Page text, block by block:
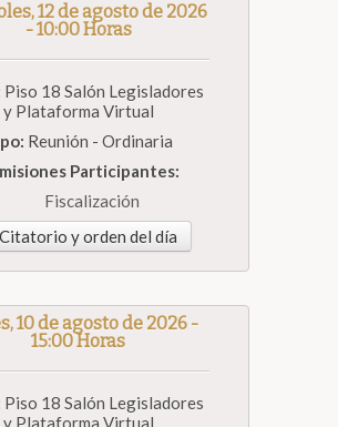
12 de agosto de 2026
- 10:00 Horas
Piso 18 Salón Legisladores
y Plataforma Virtual
Reunión - Ordinaria
Participantes:
Fiscalización
Citatorio y orden del día
10 de agosto de 2026 -
15:00 Horas
Piso 18 Salón Legisladores
y Plataforma Virtual